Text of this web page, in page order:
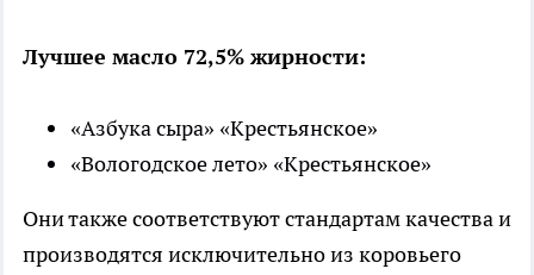
Лучшее масло 72,5% жирности:
«Азбука сыра» «Крестьянское»
«Вологодское лето» «Крестьянское»
Они также соответствуют стандартам качества и
производятся исключительно из коровьего